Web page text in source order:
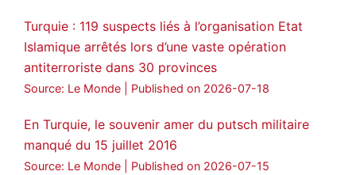
Turquie : 119 suspects liés à l’organisation Etat
Islamique arrêtés lors d’une vaste opération
antiterroriste dans 30 provinces
Source: Le Monde Published on 2026-07-18
En Turquie, le souvenir amer du putsch militaire
manqué du 15 juillet 2016
Source: Le Monde Published on 2026-07-15